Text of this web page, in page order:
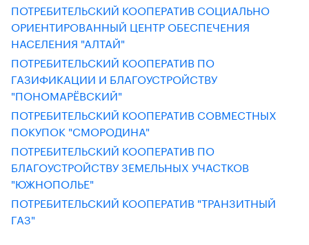
ПОТРЕБИТЕЛЬСКИЙ КООПЕРАТИВ СОЦИАЛЬНО
ОРИЕНТИРОВАННЫЙ ЦЕНТР ОБЕСПЕЧЕНИЯ
НАСЕЛЕНИЯ "АЛТАЙ"
ПОТРЕБИТЕЛЬСКИЙ КООПЕРАТИВ ПО
ГАЗИФИКАЦИИ И БЛАГОУСТРОЙСТВУ
"ПОНОМАРЁВСКИЙ"
ПОТРЕБИТЕЛЬСКИЙ КООПЕРАТИВ СОВМЕСТНЫХ
ПОКУПОК "СМОРОДИНА"
ПОТРЕБИТЕЛЬСКИЙ КООПЕРАТИВ ПО
БЛАГОУСТРОЙСТВУ ЗЕМЕЛЬНЫХ УЧАСТКОВ
"ЮЖНОПОЛЬЕ"
ПОТРЕБИТЕЛЬСКИЙ КООПЕРАТИВ "ТРАНЗИТНЫЙ
ГАЗ"